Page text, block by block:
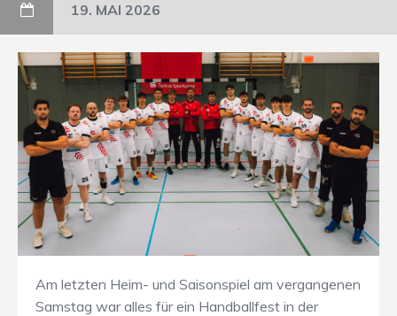
19. MAI 2026
Am letzten Heim- und Saisonspiel am vergangenen
Samstag war alles für ein Handballfest in der